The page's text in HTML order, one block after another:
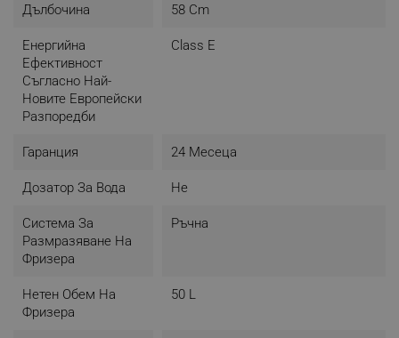
Дълбочина 58 Cm
Енергийна
Ефективност
Съгласно Най-
Новите Европейски
Разпоредби
Class E
Гаранция 24 Месеца
Дозатор За Вода Не
Система За
Размразяване На
Фризера
Ръчна
Нетен Обем На
Фризера
50 L